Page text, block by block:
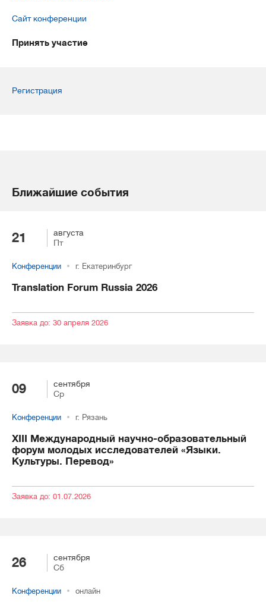
Сайт конференции
Принять участие
Регистрация
Ближайшие события
21
августа
Пт
Конференции г. Екатеринбург
Translation Forum Russia 2026
Заявка до: 30 апреля 2026
09
сентября
Ср
Конференции г. Рязань
XIII Международный научно-образовательный
форум молодых исследователей «Языки.
Культуры. Перевод»
Заявка до: 01.07.2026
26
сентября
Сб
Конференции онлайн